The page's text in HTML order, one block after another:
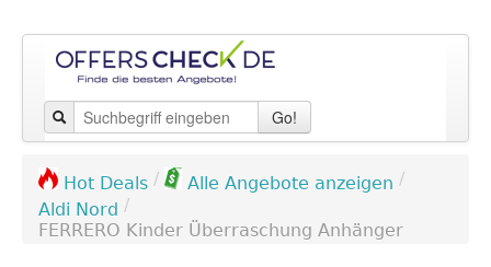
Go!
Hot Deals / Alle Angebote anzeigen /
Aldi Nord /
FERRERO Kinder Überraschung Anhänger